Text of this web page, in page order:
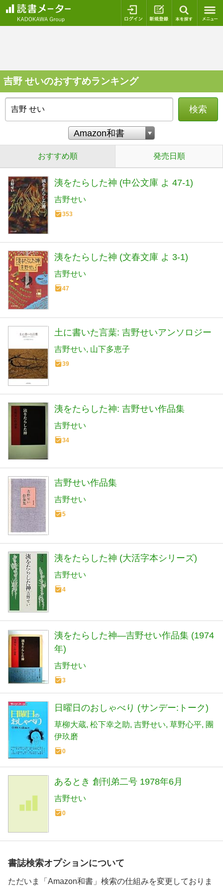
ログイン 新規登録
吉野 せいのおすすめランキング
検索
おすすめ順 発売日順
洟をたらした神 (中公文庫 よ 47-1)
吉野せい
353
洟をたらした神 (文春文庫 よ 3-1)
吉野せい
47
土に書いた言葉: 吉野せいアンソロジー
吉野せい 山下多恵子
39
洟をたらした神: 吉野せい作品集
吉野せい
34
吉野せい作品集
吉野せい
5
洟をたらした神 (大活字本シリーズ)
吉野せい
4
洟をたらした神―吉野せい作品集 (1974
年)
吉野せい
3
日曜日のおしゃべり (サンデー:トーク)
草柳大蔵 松下幸之助 吉野せい 草野心平 團
伊玖磨
0
あるとき 創刊弟二号 1978年6月
吉野せい
0
書誌検索オプションについて
ただいま「Amazon和書」検索の仕組みを変更しておりま